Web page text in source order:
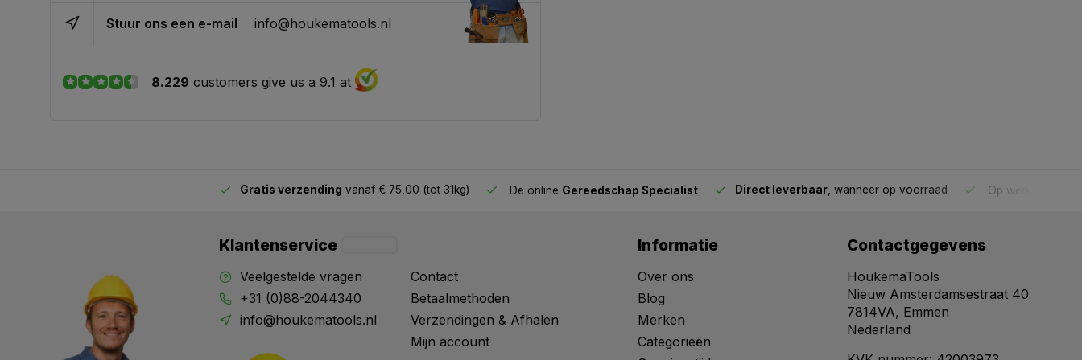
Stuur ons een e-mail info@houkematools.nl
8.229 customers give us a 9.1 at
Gratis verzending vanaf € 75,00 (tot 31kg) De online Gereedschap Specialist Direct leverbaar , wanneer op voorraad Op werkdagen
Klantenservice
Veelgestelde vragen
+31 (0)88-2044340
info@houkematools.nl
Contact
Betaalmethoden
Verzendingen & Afhalen
Mijn account
Informatie
Over ons
Blog
Merken
Categorieën
Contactgegevens
HoukemaTools
Nieuw Amsterdamsestraat 40
7814VA, Emmen
Nederland